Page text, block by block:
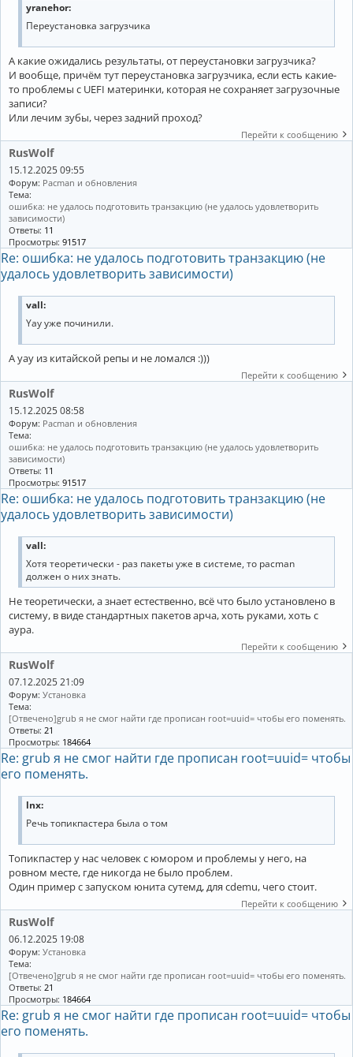
yranehor:
Переустановка загрузчика
А какие ожидались результаты, от переустановки загрузчика?
И вообще, причём тут переустановка загрузчика, если есть какие-
то проблемы с UEFI материнки, которая не сохраняет загрузочные
записи?
Или лечим зубы, через задний проход?
Перейти к сообщению
RusWolf
15.12.2025 09:55
Форум: Pacman и обновления
Тема:
ошибка: не удалось подготовить транзакцию (не удалось удовлетворить
зависимости)
Ответы: 11
Просмотры: 91517
Re: ошибка: не удалось подготовить транзакцию (не
удалось удовлетворить зависимости)
vall:
Yay уже починили.
А yay из китайской репы и не ломался :)))
Перейти к сообщению
RusWolf
15.12.2025 08:58
Форум: Pacman и обновления
Тема:
ошибка: не удалось подготовить транзакцию (не удалось удовлетворить
зависимости)
Ответы: 11
Просмотры: 91517
Re: ошибка: не удалось подготовить транзакцию (не
удалось удовлетворить зависимости)
vall:
Хотя теоретически - раз пакеты уже в системе, то pacman
должен о них знать.
Не теоретически, а знает естественно, всё что было установлено в
систему, в виде стандартных пакетов арча, хоть руками, хоть с
аура.
Перейти к сообщению
RusWolf
07.12.2025 21:09
Форум: Установка
Тема:
[Отвечено]grub я не смог найти где прописан root=uuid= чтобы его поменять.
Ответы: 21
Просмотры: 184664
Re: grub я не смог найти где прописан root=uuid= чтобы
его поменять.
lnx:
Речь топикпастера была о том
Топикпастер у нас человек с юмором и проблемы у него, на
ровном месте, где никогда не было проблем.
Один пример с запуском юнита сутемд, для cdemu, чего стоит.
Перейти к сообщению
RusWolf
06.12.2025 19:08
Форум: Установка
Тема:
[Отвечено]grub я не смог найти где прописан root=uuid= чтобы его поменять.
Ответы: 21
Просмотры: 184664
Re: grub я не смог найти где прописан root=uuid= чтобы
его поменять.